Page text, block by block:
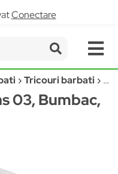
Conectare
Tricouri barbati
03, Bumbac,